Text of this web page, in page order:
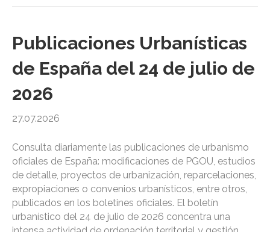
Publicaciones Urbanísticas
de España del 24 de julio de
2026
27.07.2026
Consulta diariamente las publicaciones de urbanismo
oficiales de España: modificaciones de PGOU, estudios
de detalle, proyectos de urbanización, reparcelaciones,
expropiaciones o convenios urbanísticos, entre otros,
publicados en los boletines oficiales. El boletín
urbanístico del 24 de julio de 2026 concentra una